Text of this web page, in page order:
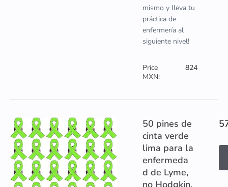
mismo y lleva tu
práctica de
enfermería al
siguiente nivel!
Price
MXN:
824
50 pines de
cinta verde
lima para la
enfermeda
d de Lyme,
no Hodgkin,